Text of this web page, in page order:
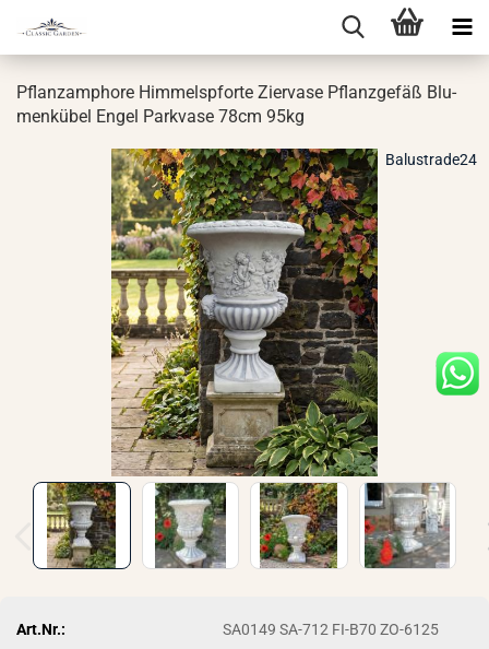
Pflanz­am­pho­re Him­mels­pfor­te Zier­va­se Pflanz­ge­fäß Blu­
men­kü­bel Engel Park­va­se 78cm 95kg
Balustrade24
Art.Nr.:
SA0149 SA-712 FI-B70 ZO-6125